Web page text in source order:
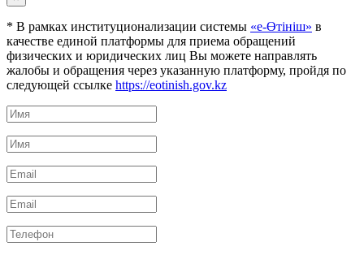
* В рамках институционализации системы «е-Өтініш» в
качестве единой платформы для приема обращений
физических и юридических лиц Вы можете направлять
жалобы и обращения через указанную платформу, пройдя по
следующей ссылке https://eotinish.gov.kz